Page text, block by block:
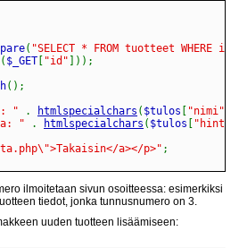
( "SELECT * FROM tuotteet WHERE
( $_GET "id" ) ) ;
( ) ;
" . htmlspecialchars ( $tulos "nimi"
" . htmlspecialchars ( $tulos "hinta"
a></p>" ;
ilmoitetaan sivun osoitteessa: esimerkiksi
tiedot, jonka tunnusnumero on 3.
uuden tuotteen lisäämiseen: